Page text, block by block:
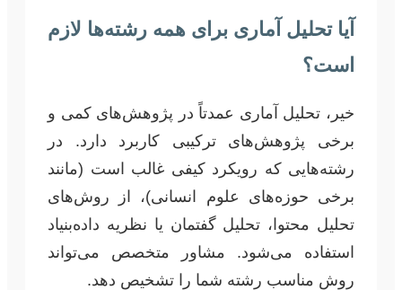
آیا تحلیل آماری برای همه رشته‌ها لازم
است؟
خیر، تحلیل آماری عمدتاً در پژوهش‌های کمی و
برخی پژوهش‌های ترکیبی کاربرد دارد. در
رشته‌هایی که رویکرد کیفی غالب است (مانند
برخی حوزه‌های علوم انسانی)، از روش‌های
تحلیل محتوا، تحلیل گفتمان یا نظریه داده‌بنیاد
استفاده می‌شود. مشاور متخصص می‌تواند
روش مناسب رشته شما را تشخیص دهد.